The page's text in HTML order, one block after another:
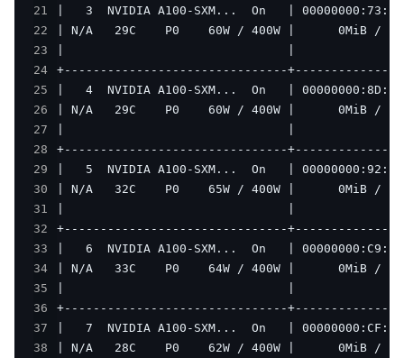
21
22
23
24
25
26
27
28
29
30
31
32
33
34
35
36
37
38